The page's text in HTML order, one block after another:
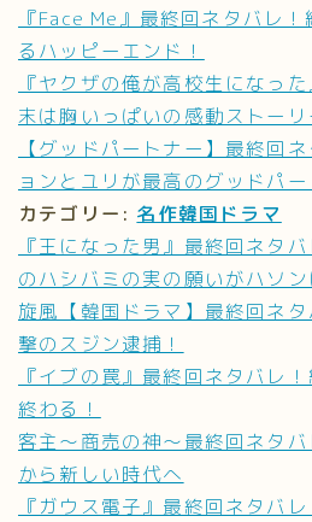
『Face Me』最終回ネタバレ
るハッピーエンド！
『ヤクザの俺が高校生になっ
末は胸いっぱいの感動ストーリ
【グッドパートナー】最終回
ョンとユリが最高のグッドパー
カテゴリー: 名作韓国ドラマ
『王になった男』最終回ネタ
のハシバミの実の願いがハソン
旋風【韓国ドラマ】最終回ネ
撃のスジン逮捕！
『イブの罠』最終回ネタバレ
終わる！
客主〜商売の神〜最終回ネタ
から新しい時代へ
『ガウス電子』最終回ネタバ